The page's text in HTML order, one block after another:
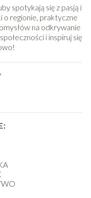
spotykają się z pasją i
o regionie, praktyczne
na odkrywanie
i inspiruj się